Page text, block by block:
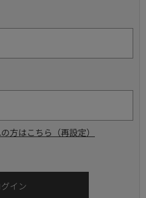
方はこちら（再設定）